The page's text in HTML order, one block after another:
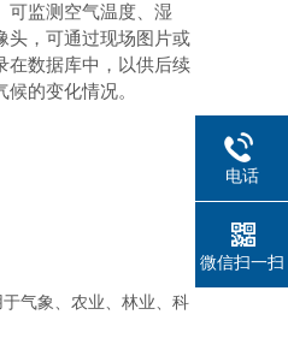
可监测空气温度、湿
头，可通过现场图片或
在数据库中，以供后续
的变化情况。
气象、农业、林业、科
电话
微信扫一扫